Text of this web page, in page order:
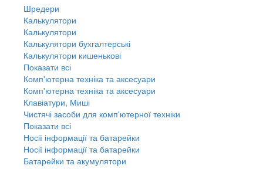
Шредери
Калькулятори
Калькулятори
Калькулятори бухгалтерські
Калькулятори кишенькові
Показати всі
Комп'ютерна техніка та аксесуари
Комп'ютерна техніка та аксесуари
Клавіатури, Миші
Чистячі засоби для комп'ютерної техніки
Показати всі
Носії інформації та батарейки
Носії інформації та батарейки
Батарейки та акумулятори